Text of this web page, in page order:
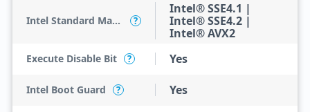
Intel Standard Manageability (ISM) ?
Intel® SSE4.1 |
Intel® SSE4.2 |
Intel® AVX2
Execute Disable Bit ? Yes
Intel Boot Guard ? Yes